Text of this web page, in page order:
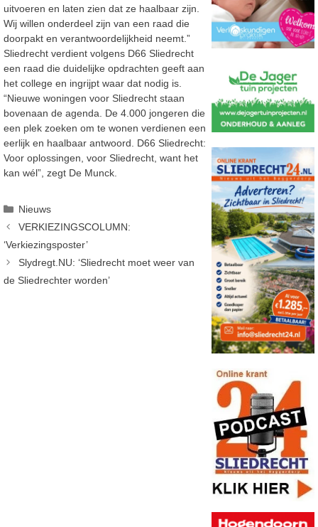
uitvoeren en laten zien dat ze haalbaar zijn.
Wij willen onderdeel zijn van een raad die
doorpakt en verantwoordelijkheid neemt.”
Sliedrecht verdient volgens D66 Sliedrecht
een raad die duidelijke opdrachten geeft aan
het college en ingrijpt waar dat nodig is.
“Nieuwe woningen voor Sliedrecht staan
bovenaan de agenda. De 4.000 jongeren die
een plek zoeken om te wonen verdienen een
eerlijk en haalbaar antwoord. D66 Sliedrecht:
Voor oplossingen, voor Sliedrecht, want het
kan wél”, zegt De Munck.
Categorieën
Nieuws
VERKIEZINGSCOLUMN:
‘Verkiezingsposter’
Slydregt.NU: ‘Sliedrecht moet weer van
de Sliedrechter worden’